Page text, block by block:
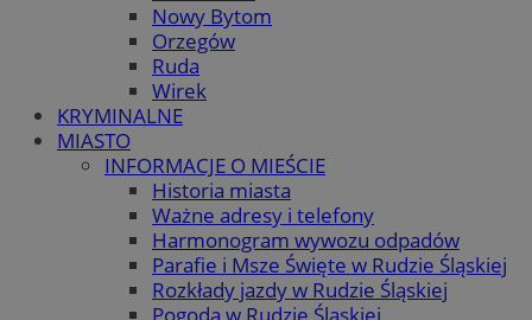
Nowy Bytom
Orzegów
Ruda
Wirek
KRYMINALNE
MIASTO
INFORMACJE O MIEŚCIE
Historia miasta
Ważne adresy i telefony
Harmonogram wywozu odpadów
Parafie i Msze Święte w Rudzie Śląskiej
Rozkłady jazdy w Rudzie Śląskiej